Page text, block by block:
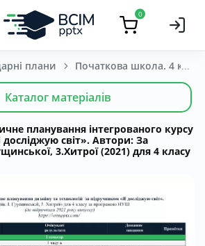
0
плани Початкова школа. 4 клас
Каталог матеріалів
планування інтегрованого курсу
світ». Автори: За
3.Хитрої (2021) для 4 класу